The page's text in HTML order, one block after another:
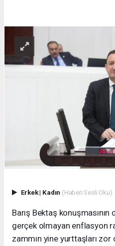
Erkek| Kadın (Haberi Sesli Oku)
Barış Bektaş konuşmasının
gerçek olmayan enflasyon
zammın yine yurttaşları zor